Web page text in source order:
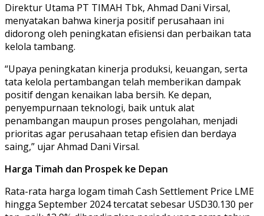
Direktur Utama PT TIMAH Tbk, Ahmad Dani Virsal,
menyatakan bahwa kinerja positif perusahaan ini
didorong oleh peningkatan efisiensi dan perbaikan tata
kelola tambang.
“Upaya peningkatan kinerja produksi, keuangan, serta
tata kelola pertambangan telah memberikan dampak
positif dengan kenaikan laba bersih. Ke depan,
penyempurnaan teknologi, baik untuk alat
penambangan maupun proses pengolahan, menjadi
prioritas agar perusahaan tetap efisien dan berdaya
saing,” ujar Ahmad Dani Virsal.
Harga Timah dan Prospek ke Depan
Rata-rata harga logam timah Cash Settlement Price LME
hingga September 2024 tercatat sebesar USD30.130 per